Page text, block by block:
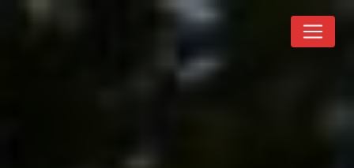
Panneau de gestion des cookies